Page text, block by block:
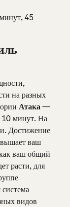
45
на разных
Атака —
10 минут. На
Достижение
ваш
ваш общий
расти, для
видов